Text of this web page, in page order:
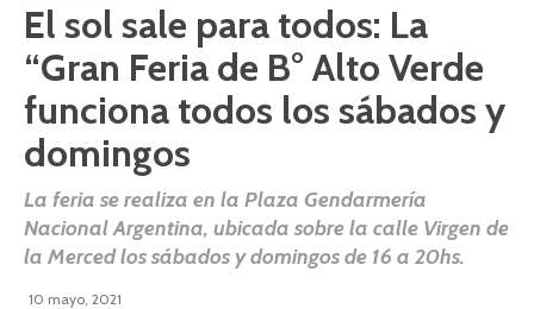
El sol sale para todos: La
“Gran Feria de B° Alto Verde
funciona todos los sábados y
domingos
La feria se realiza en la Plaza Gendarmería
Nacional Argentina, ubicada sobre la calle Virgen de
la Merced los sábados y domingos de 16 a 20hs.
10 mayo, 2021